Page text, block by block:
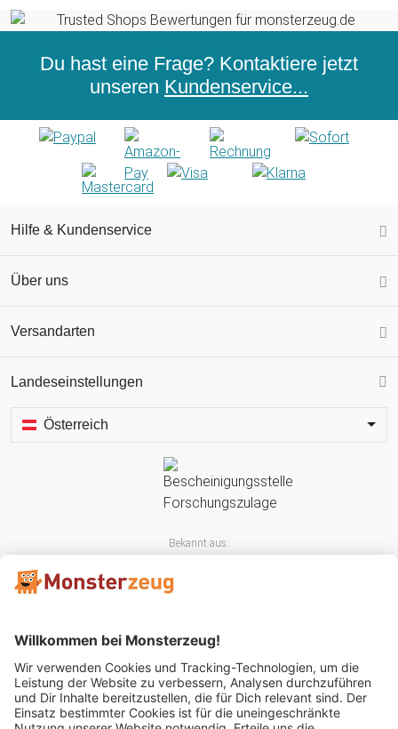
Du hast eine Frage? Kontaktiere jetzt
unseren Kundenservice...
Hilfe & Kundenservice
Über uns
Versandarten
Landeseinstellungen
Österreich
Bekannt aus: